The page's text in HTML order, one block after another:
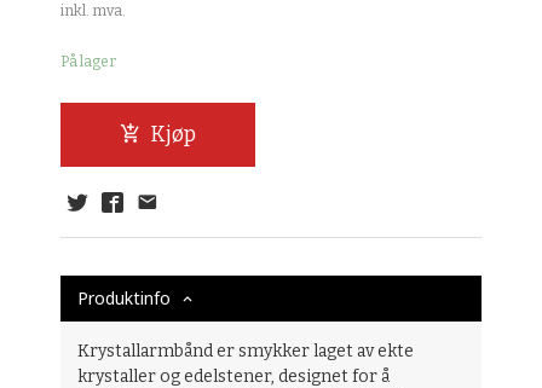
inkl. mva.
På lager
Kjøp
Produktinfo
Krystallarmbånd er smykker laget av ekte
krystaller og edelstener, designet for å